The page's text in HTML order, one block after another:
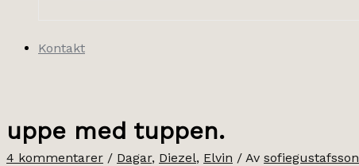
Kontakt
uppe med tuppen.
4 kommentarer / Dagar, Diezel, Elvin / Av sofiegustafsson